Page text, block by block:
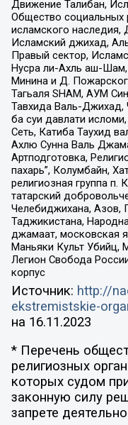
Движение Талибан,
Общество
исламского
Исламский джихад,
Правый сектор,
Нусра ли-Ахль аш-
Минина и Д.
Тагьаля SHAM, АУМ
Тавхида Валь-Джихад,
ба суи давлати
Сеть, Катиба Таухид
Ахлю Сунна Валь
Артподготовка,
пахарь”, Колумбайн,
религиозная группа п.
татарский
Челебиджихана, Азов,
Таджикистана,
джамаат, московская
Маньяки Культ Убийц,
Легион Свобода
корпус
Источник: http://
ekstremistskie-
на 16.11.2023
* Перечень
религиозных
которых судом
законную силу
запрете